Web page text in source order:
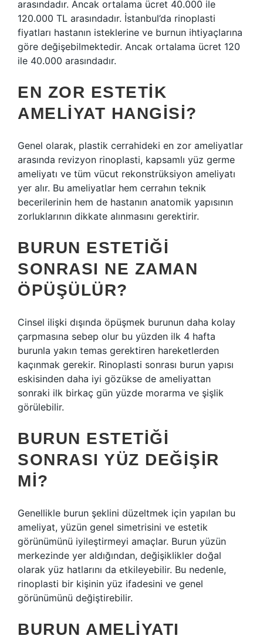
arasındadır. Ancak ortalama ücret 40.000 ile
120.000 TL arasındadır. İstanbul’da rinoplasti
fiyatları hastanın isteklerine ve burnun ihtiyaçlarına
göre değişebilmektedir. Ancak ortalama ücret 120
ile 40.000 arasındadır.
EN ZOR ESTETIK
AMELIYAT HANGISI?
Genel olarak, plastik cerrahideki en zor ameliyatlar
arasında revizyon rinoplasti, kapsamlı yüz germe
ameliyatı ve tüm vücut rekonstrüksiyon ameliyatı
yer alır. Bu ameliyatlar hem cerrahın teknik
becerilerinin hem de hastanın anatomik yapısının
zorluklarının dikkate alınmasını gerektirir.
BURUN ESTETIĞI
SONRASI NE ZAMAN
ÖPÜŞÜLÜR?
Cinsel ilişki dışında öpüşmek burunun daha kolay
çarpmasına sebep olur bu yüzden ilk 4 hafta
burunla yakın temas gerektiren hareketlerden
kaçınmak gerekir. Rinoplasti sonrası burun yapısı
eskisinden daha iyi gözükse de ameliyattan
sonraki ilk birkaç gün yüzde morarma ve şişlik
görülebilir.
BURUN ESTETIĞI
SONRASI YÜZ DEĞIŞIR
MI?
Genellikle burun şeklini düzeltmek için yapılan bu
ameliyat, yüzün genel simetrisini ve estetik
görünümünü iyileştirmeyi amaçlar. Burun yüzün
merkezinde yer aldığından, değişiklikler doğal
olarak yüz hatlarını da etkileyebilir. Bu nedenle,
rinoplasti bir kişinin yüz ifadesini ve genel
görünümünü değiştirebilir.
BURUN AMELIYATI